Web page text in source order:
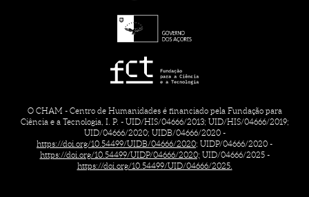
O CHAM - Centro de Humanidades é financiado pela Fundação para
Ciência e a Tecnologia, I. P. - UID/HIS/04666/2013; UID/HIS/04666/2019;
UID/04666/2020; UIDB/04666/2020 -
https://doi.org/10.54499/UIDB/04666/2020; UIDP/04666/2020 -
https://doi.org/10.54499/UIDP/04666/2020; UID/04666/2025 -
https://doi.org/10.54499/UID/04666/2025.